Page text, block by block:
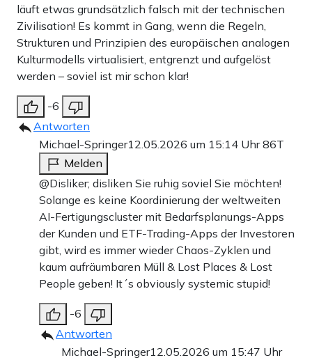
läuft etwas grundsätzlich falsch mit der technischen
Zivilisation! Es kommt in Gang, wenn die Regeln,
Strukturen und Prinzipien des europäischen analogen
Kulturmodells virtualisiert, entgrenzt und aufgelöst
werden – soviel ist mir schon klar!
-6
Antworten
Michael-Springer12.05.2026 um 15:14 Uhr86T
Melden
@Disliker; disliken Sie ruhig soviel Sie möchten!
Solange es keine Koordinierung der weltweiten
AI-Fertigungscluster mit Bedarfsplanungs-Apps
der Kunden und ETF-Trading-Apps der Investoren
gibt, wird es immer wieder Chaos-Zyklen und
kaum aufräumbaren Müll & Lost Places & Lost
People geben! It´s obviously systemic stupid!
-6
Antworten
Michael-Springer12.05.2026 um 15:47 Uhr